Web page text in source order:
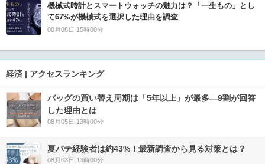
機械式時計とスマートウォッチの魅力は？「一生もの」とし
て67%が機械式を選択した理由を調査
08月08日 15時00分
経済 | アクセスランキング
バッグの買い替え周期は「5年以上」が最多―9割が回答
した理由とは
08月05日 13時00分
夏バテ経験者は約43%！最新調査から見る対策とは？
08月03日 13時00分